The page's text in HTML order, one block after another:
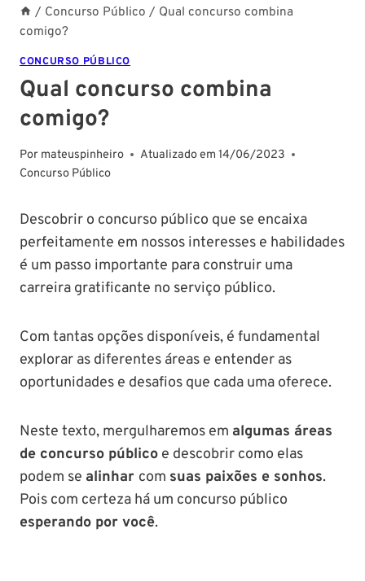
/ Concurso Público / Qual concurso combina
comigo?
CONCURSO PÚBLICO
Qual concurso combina
comigo?
Por mateuspinheiro Atualizado em 14/06/2023
Concurso Público
Descobrir o concurso público que se encaixa
perfeitamente em nossos interesses e habilidades
é um passo importante para construir uma
carreira gratificante no serviço público.
Com tantas opções disponíveis, é fundamental
explorar as diferentes áreas e entender as
oportunidades e desafios que cada uma oferece.
Neste texto, mergulharemos em algumas áreas
de concurso público e descobrir como elas
podem se alinhar com suas paixões e sonhos.
Pois com certeza há um concurso público
esperando por você.